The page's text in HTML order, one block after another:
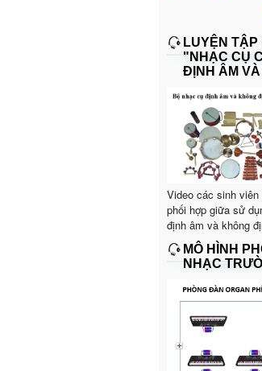
LUYỆN
"NHẠC CỤ
ĐỊNH ÂM
Video các sinh
phối hợp giữa sử
định âm và không
MÔ HÌNH
NHẠC